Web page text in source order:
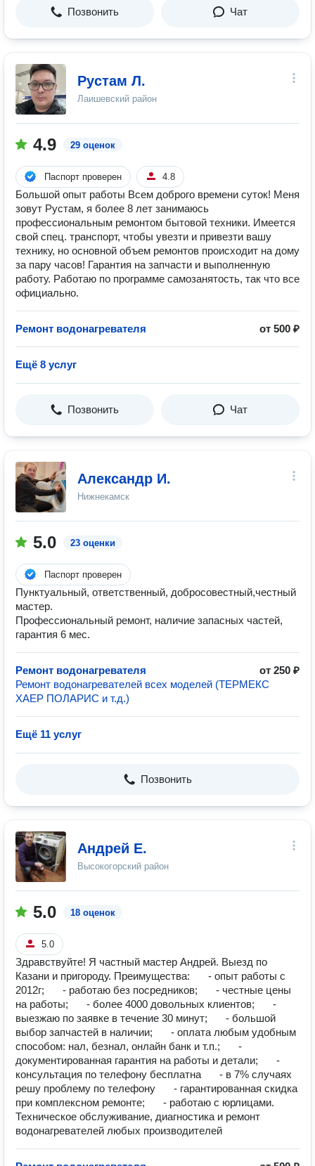
Позвонить Чат
Рустам Л.
Лаишевский район
4.9 29 оценок
Паспорт проверен 4.8
Большой опыт работы Всем доброго времени суток! Меня
зовут Рустам, я более 8 лет занимаюсь
профессиональным ремонтом бытовой техники. Имеется
свой спец. транспорт, чтобы увезти и привезти вашу
технику, но основной объем ремонтов происходит на дому
за пару часов! Гарантия на запчасти и выполненную
работу. Работаю по программе самозанятость, так что все
официально.
Ремонт водонагревателя от 500 ₽
Ещё 8 услуг
Позвонить Чат
Александр И.
Нижнекамск
5.0 23 оценки
Паспорт проверен
Пунктуальный, ответственный, добросовестный,честный
мастер.
Профессиональный ремонт, наличие запасных частей,
гарантия 6 мес.
Ремонт водонагревателя
от 250 ₽
Ремонт водонагревателей всех моделей (ТЕРМЕКС
ХАЕР ПОЛАРИС и т.д.)
Ещё 11 услуг
Позвонить
Андрей Е.
Высокогорский район
5.0 18 оценок
5.0
Здравствуйте! Я частный мастер Андрей. Выезд по
Казани и пригороду. Преимущества: ⠀⠀- опыт работы с
2012г; ⠀⠀- работаю без посредников; ⠀⠀- честные цены
на работы; ⠀⠀- более 4000 довольных клиентов; ⠀⠀-
выезжаю по заявке в течение 30 минут; ⠀⠀- большой
выбор запчастей в наличии; ⠀⠀- оплата любым удобным
способом: нал, безнал, онлайн банк и т.п.; ⠀⠀-
документированная гарантия на работы и детали; ⠀⠀-
консультация по телефону бесплатна ⠀⠀- в 7% случаях
решу проблему по телефону ⠀⠀- гарантированная скидка
при комплексном ремонте; ⠀⠀- работаю с юрлицами. ⠀
Техническое обслуживание, диагностика и ремонт
водонагревателей любых производителей